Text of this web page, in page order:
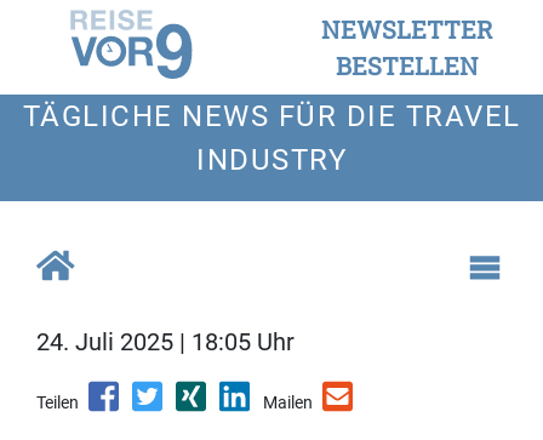
NEWSLETTER
BESTELLEN
TÄGLICHE NEWS FÜR DIE TRAVEL
INDUSTRY
24. Juli 2025 | 18:05 Uhr
Teilen Mailen